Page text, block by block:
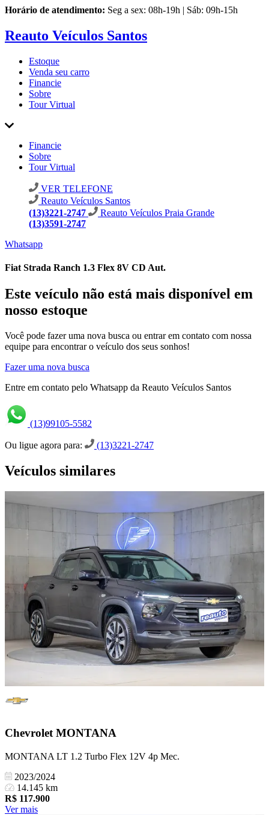
Horário de atendimento: Seg a sex: 08h-19h | Sáb: 09h-15h
Reauto Veículos Santos
Estoque
Venda seu carro
Financie
Sobre
Tour Virtual
Financie
Sobre
Tour Virtual
VER TELEFONE
Reauto Veículos Santos
(13)3221-2747
Reauto Veículos Praia Grande
(13)3591-2747
Whatsapp
Fiat Strada Ranch 1.3 Flex 8V CD Aut.
Este veículo não está mais disponível em
nosso estoque
Você pode fazer uma nova busca ou entrar em contato com nossa
equipe para encontrar o veículo dos seus sonhos!
Fazer uma nova busca
Entre em contato pelo Whatsapp da Reauto Veículos Santos
(13)99105-5582
Ou ligue agora para: (13)3221-2747
Veículos similares
ChevroletMONTANA
MONTANA LT 1.2 Turbo Flex 12V 4p Mec.
2023/2024
14.145 km
R$ 117.900
Ver mais